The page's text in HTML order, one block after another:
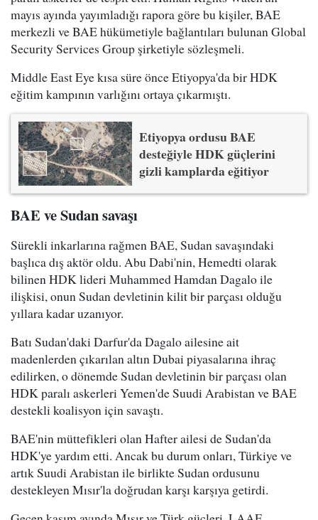
mayıs ayında yayımladığı rapora göre bu kişiler, BAE
merkezli ve BAE hükümetiyle bağlantıları bulunan Global
Security Services Group şirketiyle sözleşmeli.
Middle East Eye kısa süre önce Etiyopya'da bir HDK
eğitim kampının varlığını ortaya çıkarmıştı.
Etiyopya ordusu BAE
desteğiyle HDK güçlerini
gizli kamplarda eğitiyor
BAE ve Sudan savaşı
Sürekli inkarlarına rağmen BAE, Sudan savaşındaki
başlıca dış aktör oldu. Abu Dabi'nin, Hemedti olarak
bilinen HDK lideri Muhammed Hamdan Dagalo ile
ilişkisi, onun Sudan devletinin kilit bir parçası olduğu
yıllara kadar uzanıyor.
Batı Sudan'daki Darfur'da Dagalo ailesine ait
madenlerden çıkarılan altın Dubai piyasalarına ihraç
edilirken, o dönemde Sudan devletinin bir parçası olan
HDK paralı askerleri Yemen'de Suudi Arabistan ve BAE
destekli koalisyon için savaştı.
BAE'nin müttefikleri olan Hafter ailesi de Sudan'da
HDK'ye yardım etti. Ancak bu durum onları, Türkiye ve
artık Suudi Arabistan ile birlikte Sudan ordusunu
destekleyen Mısır'la doğrudan karşı karşıya getirdi.